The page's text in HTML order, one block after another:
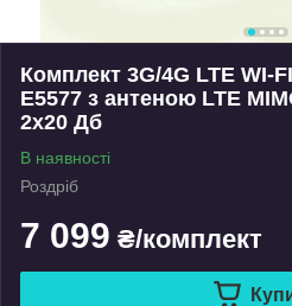
Комплект 3G/4G LTE WI-
E5577 з антеною LTE
2x20 Дб
В наявності
Роздріб
7 099 ₴/комплект